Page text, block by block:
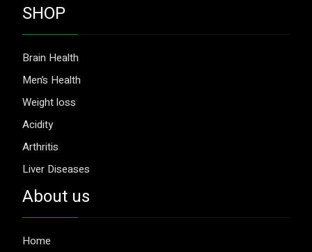
SHOP
Brain Health
Men’s Health
Weight loss
Acidity
Arthritis
Liver Diseases
About us
Home